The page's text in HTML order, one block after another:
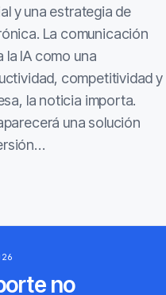
y una estrategia de
La comunicación
la IA como una
competitividad y
la noticia importa.
una solución
no